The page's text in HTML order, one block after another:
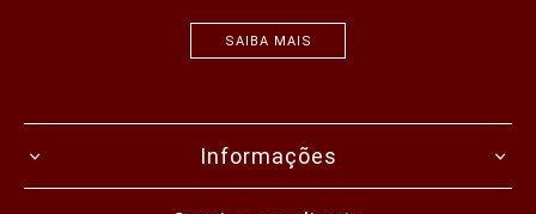
SAIBA MAIS
Informações